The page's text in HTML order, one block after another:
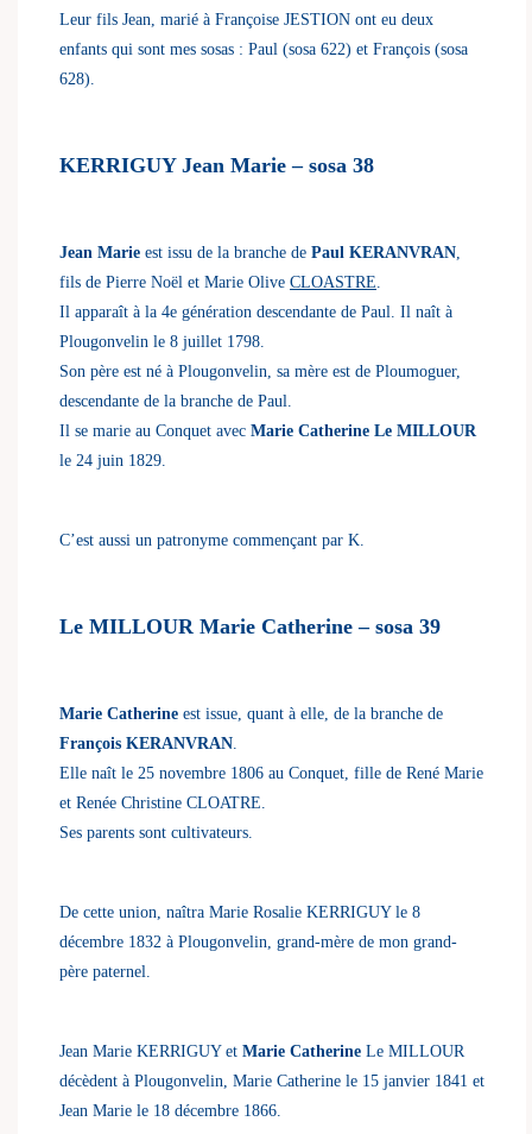
Leur fils Jean, marié à Françoise JESTION ont eu deux
enfants qui sont mes sosas : Paul (sosa 622) et François (sosa
628).
KERRIGUY Jean Marie – sosa 38
Jean Marie est issu de la branche de Paul KERANVRAN,
fils de Pierre Noël et Marie Olive CLOASTRE.
Il apparaît à la 4e génération descendante de Paul. Il naît à
Plougonvelin le 8 juillet 1798.
Son père est né à Plougonvelin, sa mère est de Ploumoguer,
descendante de la branche de Paul.
Il se marie au Conquet avec Marie Catherine Le MILLOUR
le 24 juin 1829.
C’est aussi un patronyme commençant par K.
Le MILLOUR Marie Catherine – sosa 39
Marie Catherine est issue, quant à elle, de la branche de
François KERANVRAN.
Elle naît le 25 novembre 1806 au Conquet, fille de René Marie
et Renée Christine CLOATRE.
Ses parents sont cultivateurs.
De cette union, naîtra Marie Rosalie KERRIGUY le 8
décembre 1832 à Plougonvelin, grand-mère de mon grand-
père paternel.
Jean Marie KERRIGUY et Marie Catherine Le MILLOUR
décèdent à Plougonvelin, Marie Catherine le 15 janvier 1841 et
Jean Marie le 18 décembre 1866.